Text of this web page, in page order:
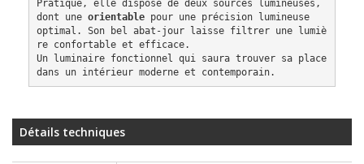
Pratique, elle dispose de deux sources lumineuses,
dont une orientable pour une précision lumineuse
optimal. Son bel abat-jour laisse filtrer une lumiè
re confortable et efficace.
Un luminaire fonctionnel qui saura trouver sa place
dans un intérieur moderne et contemporain.
Détails techniques